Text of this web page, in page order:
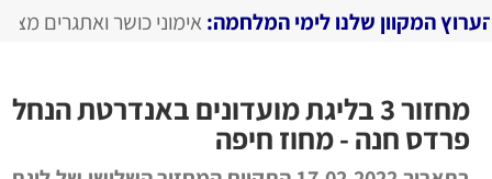
לימי המלחמה:אימוני כושר ואתגרים מצולמים, מגזין
מחזור 3 בליגת מועדונים באנדרטת הנחל
פרדס חנה - מחוז חיפה